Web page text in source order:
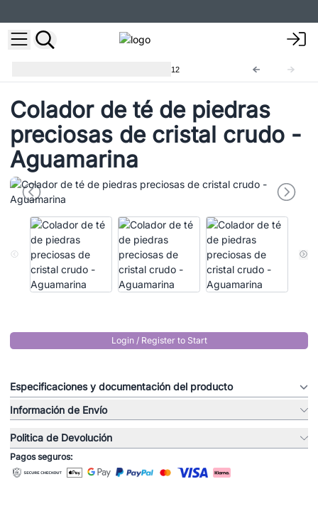
CGTS-12
Colador de té de piedras
preciosas de cristal crudo -
Aguamarina
Login / Register to Start
Especificaciones y documentación del producto
Información de Envío
Politica de Devolución
Pagos seguros: